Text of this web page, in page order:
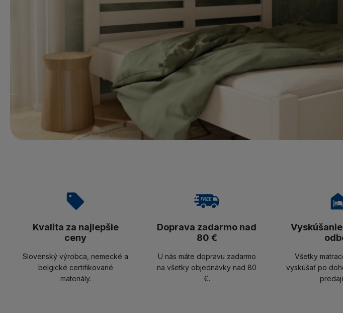
Kvalita za najlepšie
ceny
Slovenský výrobca, nemecké a
belgické certifikované
materiály.
Doprava zadarmo nad
80 €
U nás máte dopravu zadarmo
na všetky objednávky nad 80
€.
Všetky
vyskúšať po